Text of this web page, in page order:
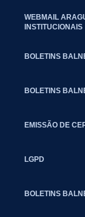
WEBMAIL
INSTITUCIONAIS
BOLETINS
BOLETINS
EMISSÃO DE
LGPD
BOLETINS